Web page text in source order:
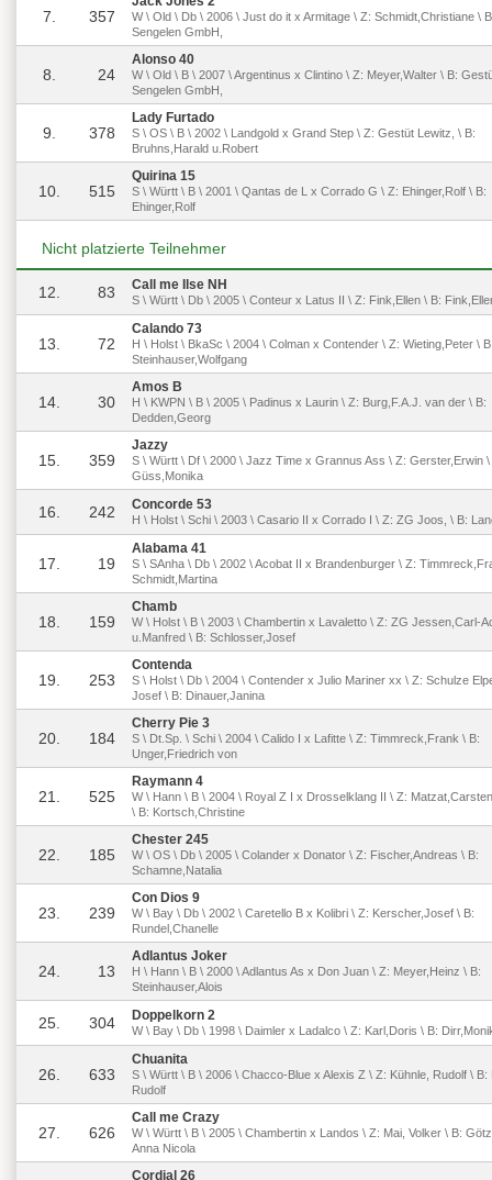
7. 357
W \ Old \ Db \ 2006 \ Just do it x Armitage \ Z: Schmidt,Christiane \
Sengelen GmbH,
8. 24
Alonso 40
W \ Old \ B \ 2007 \ Argentinus x Clintino \ Z: Meyer,Walter \ B:
Sengelen GmbH,
9. 378
Lady Furtado
S \ OS \ B \ 2002 \ Landgold x Grand Step \ Z: Gestüt Lewitz, \ B:
Bruhns,Harald u.Robert
10. 515
Quirina 15
S \ Württ \ B \ 2001 \ Qantas de L x Corrado G \ Z: Ehinger,Rolf \ B:
Ehinger,Rolf
Nicht platzierte Teilnehmer
12. 83 Call me Ilse NH
S \ Württ \ Db \ 2005 \ Conteur x Latus II \ Z: Fink,Ellen \ B:
13. 72
Calando 73
H \ Holst \ BkaSc \ 2004 \ Colman x Contender \ Z: Wieting,Peter \
Steinhauser,Wolfgang
14. 30
Amos B
H \ KWPN \ B \ 2005 \ Padinus x Laurin \ Z: Burg,F.A.J. van der \ B:
Dedden,Georg
15. 359
Jazzy
S \ Württ \ Df \ 2000 \ Jazz Time x Grannus Ass \ Z: Gerster,Erwin \
Güss,Monika
16. 242 Concorde 53
H \ Holst \ Schi \ 2003 \ Casario II x Corrado I \ Z: ZG Joos, \ B:
17. 19
Alabama 41
S \ SAnha \ Db \ 2002 \ Acobat II x Brandenburger \ Z:
Schmidt,Martina
18. 159
Chamb
W \ Holst \ B \ 2003 \ Chambertin x Lavaletto \ Z: ZG Jessen,Carl-
u.Manfred \ B: Schlosser,Josef
19. 253
Contenda
S \ Holst \ Db \ 2004 \ Contender x Julio Mariner xx \ Z: Schulze
Josef \ B: Dinauer,Janina
20. 184
Cherry Pie 3
S \ Dt.Sp. \ Schi \ 2004 \ Calido I x Lafitte \ Z: Timmreck,Frank \ B:
Unger,Friedrich von
21. 525
Raymann 4
W \ Hann \ B \ 2004 \ Royal Z I x Drosselklang II \ Z:
\ B: Kortsch,Christine
22. 185
Chester 245
W \ OS \ Db \ 2005 \ Colander x Donator \ Z: Fischer,Andreas \ B:
Schamne,Natalia
23. 239
Con Dios 9
W \ Bay \ Db \ 2002 \ Caretello B x Kolibri \ Z: Kerscher,Josef \ B:
Rundel,Chanelle
24. 13
Adlantus Joker
H \ Hann \ B \ 2000 \ Adlantus As x Don Juan \ Z: Meyer,Heinz \ B:
Steinhauser,Alois
25. 304 Doppelkorn 2
W \ Bay \ Db \ 1998 \ Daimler x Ladalco \ Z: Karl,Doris \ B:
26. 633
Chuanita
S \ Württ \ B \ 2006 \ Chacco-Blue x Alexis Z \ Z: Kühnle, Rudolf \ B:
Rudolf
27. 626
Call me Crazy
W \ Württ \ B \ 2005 \ Chambertin x Landos \ Z: Mai, Volker \ B:
Anna Nicola
Cordial 26